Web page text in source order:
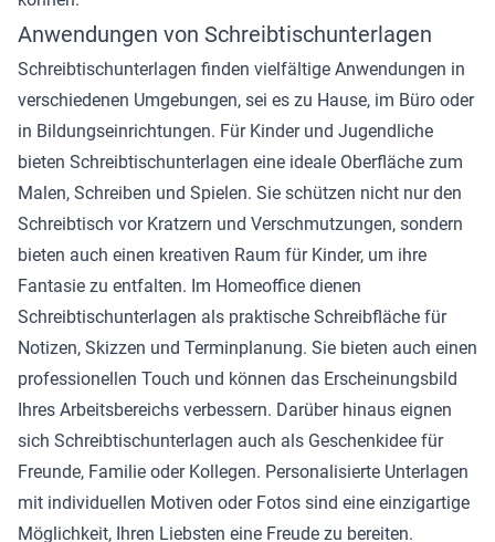
Anwendungen von Schreibtischunterlagen
Schreibtischunterlagen finden vielfältige Anwendungen in
verschiedenen Umgebungen, sei es zu Hause, im Büro oder
in Bildungseinrichtungen. Für Kinder und Jugendliche
bieten Schreibtischunterlagen eine ideale Oberfläche zum
Malen, Schreiben und Spielen. Sie schützen nicht nur den
Schreibtisch vor Kratzern und Verschmutzungen, sondern
bieten auch einen kreativen Raum für Kinder, um ihre
Fantasie zu entfalten. Im Homeoffice dienen
Schreibtischunterlagen als praktische Schreibfläche für
Notizen, Skizzen und Terminplanung. Sie bieten auch einen
professionellen Touch und können das Erscheinungsbild
Ihres Arbeitsbereichs verbessern. Darüber hinaus eignen
sich Schreibtischunterlagen auch als Geschenkidee für
Freunde, Familie oder Kollegen. Personalisierte Unterlagen
mit individuellen Motiven oder Fotos sind eine einzigartige
Möglichkeit, Ihren Liebsten eine Freude zu bereiten.